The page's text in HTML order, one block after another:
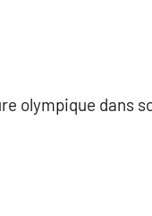
olympique dans